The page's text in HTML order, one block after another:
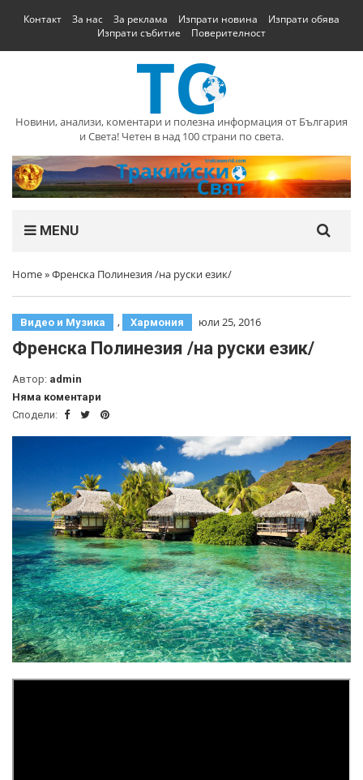
Контакт За нас За реклама Изпрати новина
Изпрати обява
Изпрати събитие
Поверителност
Новини, анализи, коментари и полезна информация от България
и Света! Четен в над 100 страни по света.
MENU
Home»Френска Полинезия /на руски език/
Видео и Музика , Хармония юли 25, 2016
Френска Полинезия /на руски език/
Автор: admin
Няма коментари
Сподели: